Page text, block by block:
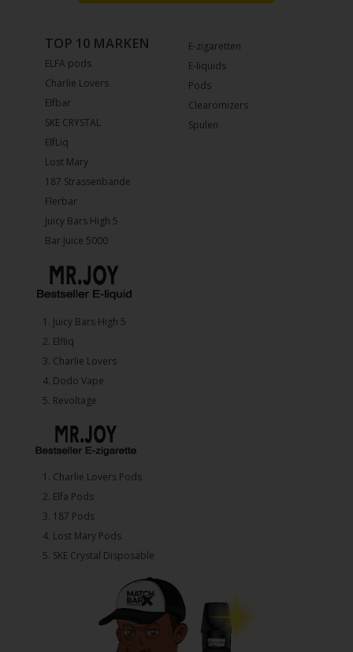
E-zigaretten
E-liquids
Pods
Clearomizers
Spulen
TOP 10 MARKEN
ELFA pods
Charlie Lovers
Elfbar
SKE CRYSTAL
ElfLiq
Lost Mary
187 Strassenbande
Flerbar
Juicy Bars High 5
Bar Juice 5000
1.⁠ ⁠Juicy Bars High 5
2.⁠ ⁠⁠Elfliq
3.⁠ ⁠⁠Charlie Lovers
4.⁠ ⁠⁠Dodo Vape
5. ⁠Revoltage
1.⁠ ⁠Charlie Lovers Pods
2.⁠ ⁠⁠Elfa Pods
3.⁠ ⁠⁠187 Pods
4.⁠ ⁠⁠Lost Mary Pods
5.⁠ ⁠⁠SKE Crystal Disposable